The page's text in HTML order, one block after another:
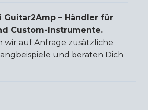
Guitar2Amp – Händler für
Custom-Instrumente.
wir auf Anfrage zusätzliche
und beraten Dich